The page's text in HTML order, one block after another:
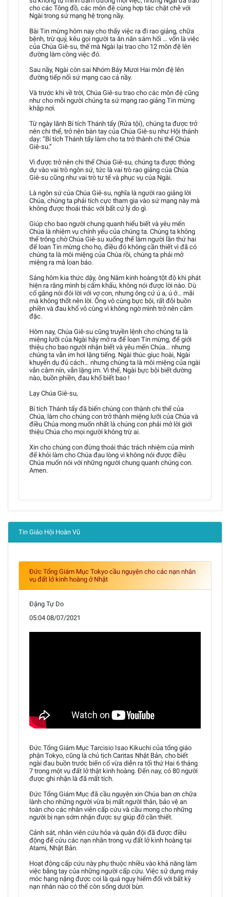
cho các Tông đồ, các môn đệ cùng hợp tác chặt chẽ với
Ngài trong sứ mạng hệ trọng nầy.
Bài Tin mừng hôm nay cho thấy việc ra đi rao giảng, chữa
bệnh, trừ quỷ, kêu gọi người ta ăn năn sám hối … vốn là việc
của Chúa Giê-su, thế mà Ngài lại trao cho 12 môn đệ lên
đường làm công việc đó.
Sau nầy, Ngài còn sai Nhóm Bảy Mươi Hai môn đệ lên
đường tiếp nối sứ mạng cao cả nầy.
Và trước khi về trời, Chúa Giê-su trao cho các môn đệ cũng
như cho mỗi người chúng ta sứ mạng rao giảng Tin mừng
khắp nơi.
Từ ngày lãnh Bí tích Thánh tẩy (Rửa tội), chúng ta được trở
nên chi thể, trở nên bàn tay của Chúa Giê-su như Hội thánh
dạy: “Bí tích Thánh tẩy làm cho ta trở thành chi thể Chúa
Giê-su.”
Vì được trở nên chi thể Chúa Giê-su, chúng ta được thông
dự vào vai trò ngôn sứ, tức là vai trò rao giảng của Chúa
Giê-su cũng như vai trò tư tế và phục vụ của Ngài.
Là ngôn sứ của Chúa Giê-su, nghĩa là người rao giảng lời
Chúa, chúng ta phải tích cực tham gia vào sứ mạng này mà
không được thoái thác với bất cứ lý do gì.
Giúp cho bao người chung quanh hiểu biết và yêu mến
Chúa là nhiệm vụ chính yếu của chúng ta. Chúng ta không
thể trông chờ Chúa Giê-su xuống thế làm người lần thứ hai
để loan Tin mừng cho họ, điều đó không cần thiết vì đã có
chúng ta là môi miệng của Chúa rồi, chúng ta phải mở
miệng ra mà loan báo.
Sáng hôm kia thức dậy, ông Năm kinh hoàng tột độ khi phát
hiện ra rằng mình bị cấm khẩu, không nói được lời nào. Dù
cố gắng nói đôi lời với vợ con, nhưng ông cứ ú a, ú ớ… mãi
mà không thốt nên lời. Ông vô cùng bực bội, rất đỗi buồn
phiền và đau khổ vô cùng vì không ngờ mình trở nên câm
đặc.
Hôm nay, Chúa Giê-su cũng truyền lệnh cho chúng ta là
miệng lưỡi của Ngài hãy mở ra để loan Tin mừng, để giới
thiệu cho bao người nhận biết và yêu mến Chúa… nhưng
chúng ta vẫn im hơi lặng tiếng. Ngài thúc giục hoài, Ngài
khuyến dụ đủ cách… nhưng chúng ta là môi miệng của ngài
vẫn câm nín, vẫn lặng im. Vì thế, Ngài bực bội biết dường
nào, buồn phiền, đau khổ biết bao !
Lạy Chúa Giê-su,
Bí tích Thánh tẩy đã biến chúng con thành chi thể của
Chúa, làm cho chúng con trở thành miệng lưỡi của Chúa và
điều Chúa mong muốn nhất là chúng con phải mở lời giới
thiệu Chúa cho mọi người không trừ ai.
Xin cho chúng con đừng thoái thác trách nhiệm của mình
để khỏi làm cho Chúa đau lòng vì không nói được điều
Chúa muốn nói với những người chung quanh chúng con.
Amen.
Tin Giáo Hội Hoàn Vũ
Đức Tổng Giám Mục Tokyo cầu nguyện cho các nạn nhân
vụ đất lở kinh hoàng ở Nhật
Đặng Tự Do
05:04 08/07/2021
Đức Tổng Giám Mục Tarcisio Isao Kikuchi của tổng giáo
phận Tokyo, cũng là chủ tịch Caritas Nhật Bản, cho biết
ngài đau buồn trước biến cố vừa diễn ra tối thứ Hai 6 tháng
7 trong một vụ đất lở thật kinh hoàng. Đến nay, có 80 người
được ghi nhận là đã mất tích.
Đức Tổng Giám Mục đã cầu nguyện xin Chúa ban ơn chữa
lành cho những người vừa bị mất người thân, bảo vệ an
toàn cho các nhân viên cấp cứu và cầu mong cho những
người bị nạn sớm nhận được sự giúp đỡ cần thiết.
Cảnh sát, nhân viên cứu hỏa và quân đội đã được điều
động để cứu các nạn nhân trong vụ đất lở kinh hoàng tại
Atami, Nhật Bản.
Hoạt động cấp cứu này phụ thuộc nhiều vào khả năng làm
việc bằng tay của những người cấp cứu. Việc sử dụng máy
móc hạng nặng được coi là quá nguy hiểm đối với bất kỳ
nạn nhân nào có thể còn sống dưới bùn.